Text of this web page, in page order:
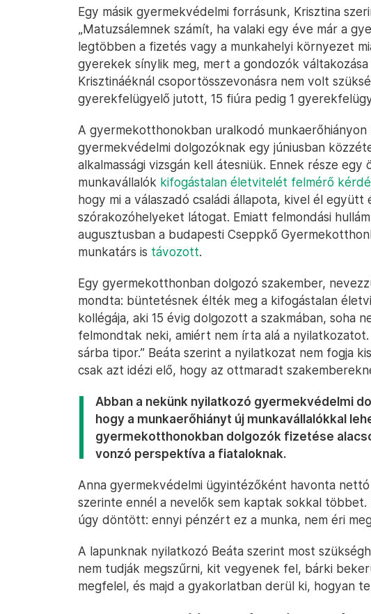
Egy másik gyermekvédelmi forrásunk, Krisztina
„Matuzsálemnek számít, ha valaki egy éve már a
legtöbben a fizetés vagy a munkahelyi környezet
gyerekek sínylik meg, mert a gondozók
Krisztináéknál csoportösszevonásra nem volt
gyerekfelügyelő jutott, 15 fiúra pedig 1
A gyermekotthonokban uralkodó
gyermekvédelmi dolgozóknak egy júniusban
alkalmassági vizsgán kell átesniük. Ennek része
munkavállalók kifogástalan életvitelét felmérő
hogy mi a válaszadó családi állapota, kivel él együtt
szórakozóhelyeket látogat. Emiatt felmondási
augusztusban a budapesti Cseppkő
munkatárs is távozott.
Egy gyermekotthonban dolgozó szakember,
mondta: büntetésnek élték meg a kifogástalan
kollégája, aki 15 évig dolgozott a szakmában, soha
felmondtak neki, amiért nem írta alá a
sárba tipor.” Beáta szerint a nyilatkozat nem fogja
csak azt idézi elő, hogy az ottmaradt
Abban a nekünk nyilatkozó gyermekvédelmi
hogy a munkaerőhiányt új munkavállalókkal
gyermekotthonokban dolgozók fizetése
vonzó perspektíva a fiataloknak.
Anna gyermekvédelmi ügyintézőként havonta
szerinte ennél a nevelők sem kaptak sokkal
úgy döntött: ennyi pénzért ez a munka, nem éri
A lapunknak nyilatkozó Beáta szerint most
nem tudják megszűrni, kit vegyenek fel, bárki
megfelel, és majd a gyakorlatban derül ki, hogyan